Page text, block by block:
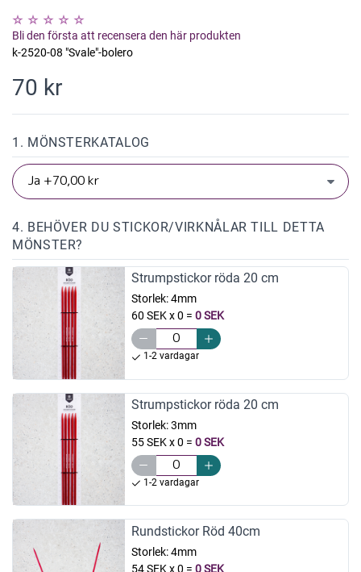
Bli den första att recensera den här produkten
k-2520-08 "Svale"-bolero
70 kr
1. MÖNSTERKATALOG
4. BEHÖVER DU STICKOR/VIRKNÅLAR TILL DETTA
MÖNSTER?
Strumpstickor röda 20 cm
Storlek:4mm
60 SEK x 0 = 0 SEK
1-2 vardagar
Strumpstickor röda 20 cm
Storlek:3mm
55 SEK x 0 = 0 SEK
1-2 vardagar
Rundstickor Röd 40cm
Storlek:4mm
54 SEK x 0 = 0 SEK